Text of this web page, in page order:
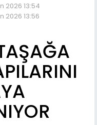
2026 13:54
2026 13:56